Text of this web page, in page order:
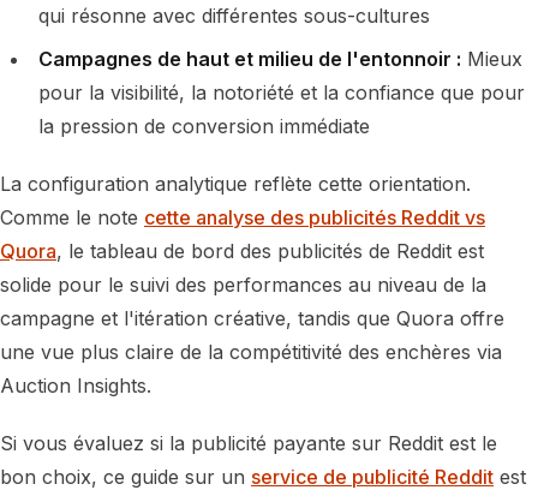
qui résonne avec différentes sous-cultures
Campagnes de haut et milieu de l'entonnoir : Mieux
pour la visibilité, la notoriété et la confiance que pour
la pression de conversion immédiate
La configuration analytique reflète cette orientation.
Comme le note cette analyse des publicités Reddit vs
Quora, le tableau de bord des publicités de Reddit est
solide pour le suivi des performances au niveau de la
campagne et l'itération créative, tandis que Quora offre
une vue plus claire de la compétitivité des enchères via
Auction Insights.
Si vous évaluez si la publicité payante sur Reddit est le
bon choix, ce guide sur un service de publicité Reddit est